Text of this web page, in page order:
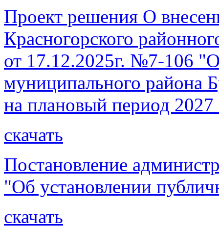
Проект решения О
Красногорского
от 17.12.2025г. №7-106
муниципального района
на плановый период
скачать
Постановление
"Об установлении
скачать